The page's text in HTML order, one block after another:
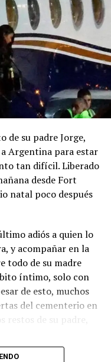
de su padre Jorge,
Argentina para estar
tan difícil. Liberado
desde Fort
natal poco después
adiós a quien lo
y acompañar en la
todo de su madre
íntimo, solo con
de esto, muchos
del cementerio en
restos de su padre,